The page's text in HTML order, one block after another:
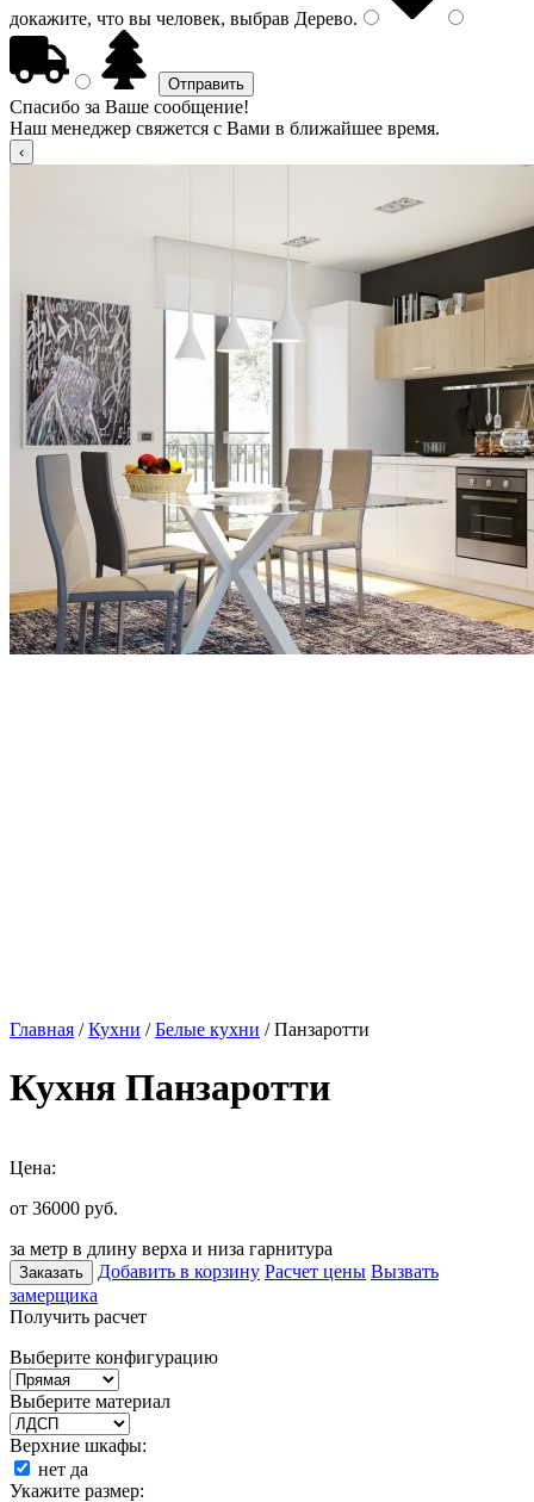
докажите, что вы человек, выбрав Дерево.
Спасибо за Ваше сообщение!
Наш менеджер свяжется с Вами в ближайшее время.
Главная /Кухни /Белые кухни / Панзаротти
Кухня Панзаротти
Цена:
от 36000 руб.
за метр в длину верха и низа гарнитура
Заказать Добавить в корзину Расчет цены Вызвать
замерщика
Получить расчет
Выберите конфигурацию
Выберите материал
Верхние шкафы:
нет да
Укажите размер: